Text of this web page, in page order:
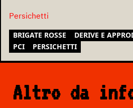
Persichetti
BRIGATE ROSSE DERIVE E
PCI
PERSICHETTI
Altro da